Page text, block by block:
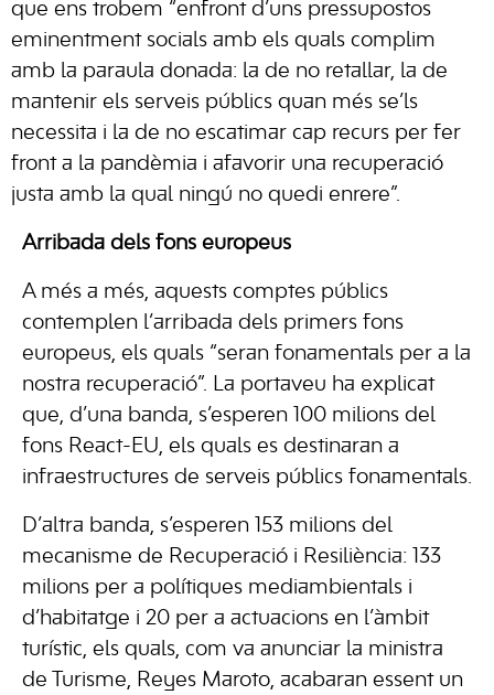
que ens trobem “enfront d’uns pressupostos
eminentment socials amb els quals complim
amb la paraula donada: la de no retallar, la de
mantenir els serveis públics quan més se’ls
necessita i la de no escatimar cap recurs per fer
front a la pandèmia i afavorir una recuperació
justa amb la qual ningú no quedi enrere”.
Arribada dels fons europeus
A més a més, aquests comptes públics
contemplen l’arribada dels primers fons
europeus, els quals “seran fonamentals per a la
nostra recuperació”. La portaveu ha explicat
que, d’una banda, s’esperen 100 milions del
fons React-EU, els quals es destinaran a
infraestructures de serveis públics fonamentals.
D’altra banda, s’esperen 153 milions del
mecanisme de Recuperació i Resiliència: 133
milions per a polítiques mediambientals i
d’habitatge i 20 per a actuacions en l’àmbit
turístic, els quals, com va anunciar la ministra
de Turisme, Reyes Maroto, acabaran essent un